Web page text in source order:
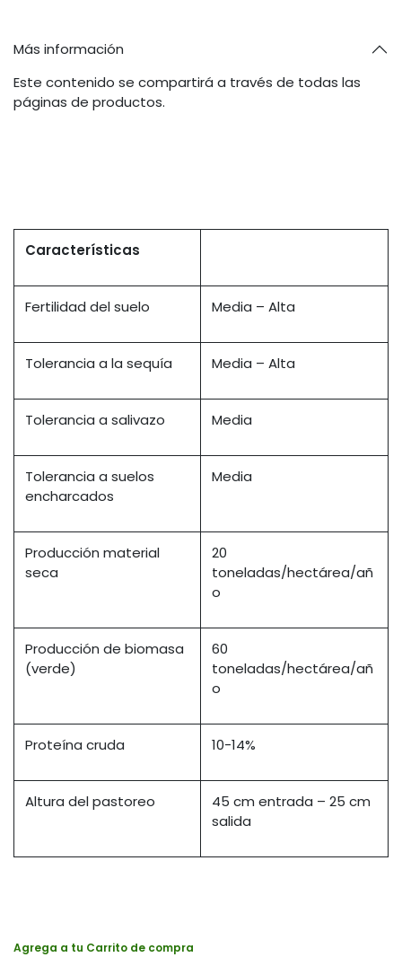
Más información
Este contenido se compartirá a través de todas las
páginas de productos.
Características
Fertilidad del suelo Media – Alta
Tolerancia a la sequía Media – Alta
Tolerancia a salivazo Media
Tolerancia a suelos
encharcados
Media
Producción material
seca
20
toneladas/hectárea/añ
o
Producción de biomasa
(verde)
60
toneladas/hectárea/añ
o
Proteína cruda 10-14%
Altura del pastoreo
45 cm entrada – 25 cm
salida
Agrega a tu Carrito de compra